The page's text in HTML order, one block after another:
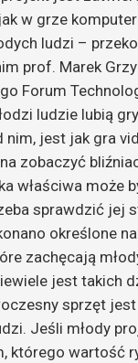
w grze
ludzi –
prof. Marek
Forum
ludzie lubią
nim, jest jak gra
zobaczyć
właściwa może
sprawdzić jej
określone
zachęcają
jest takich
sprzęt
Jeśli młody
którego wartość